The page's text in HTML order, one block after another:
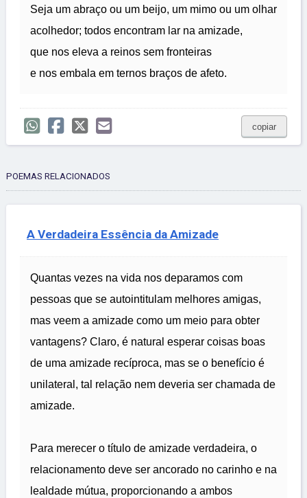
Seja um abraço ou um beijo, um mimo ou um olhar
acolhedor; todos encontram lar na amizade,
que nos eleva a reinos sem fronteiras
e nos embala em ternos braços de afeto.
copiar
POEMAS RELACIONADOS
A Verdadeira Essência da Amizade
Quantas vezes na vida nos deparamos com
pessoas que se autointitulam melhores amigas,
mas veem a amizade como um meio para obter
vantagens? Claro, é natural esperar coisas boas
de uma amizade recíproca, mas se o benefício é
unilateral, tal relação nem deveria ser chamada de
amizade.
Para merecer o título de amizade verdadeira, o
relacionamento deve ser ancorado no carinho e na
lealdade mútua, proporcionando a ambos